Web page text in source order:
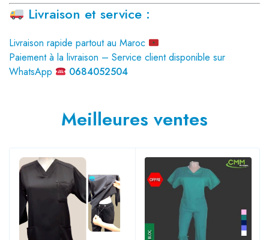
Livraison et service :
Livraison rapide partout au Maroc
Paiement à la livraison – Service client disponible sur
WhatsApp
0684052504
Meilleures ventes